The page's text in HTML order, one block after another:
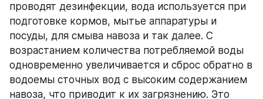
проводят дезинфекции, вода используется при
подготовке кормов, мытье аппаратуры и
посуды, для смыва навоза и так далее. С
возрастанием количества потребляемой воды
одновременно увеличивается и сброс обратно в
водоемы сточных вод с высоким содержанием
навоза, что приводит к их загрязнению. Это